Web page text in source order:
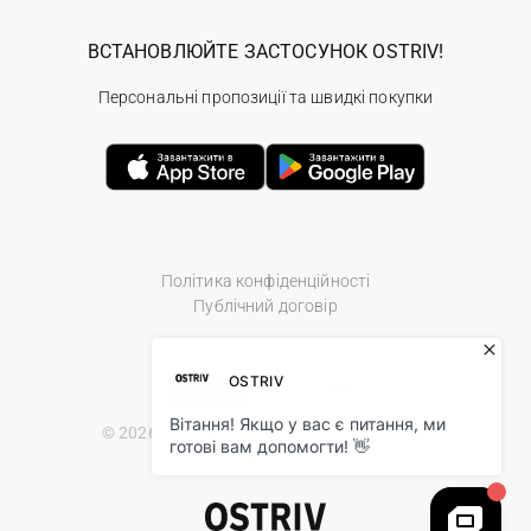
Політика конфіденційності
Публічний договір
© 2026 Ostriv.ua Store. All Rights Reserved.
ВСТАНОВЛЮЙТЕ ЗАСТОСУНОК OSTRIV!
Персональні пропозиції та швидкі покупки